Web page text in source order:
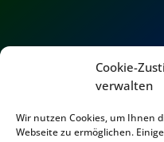
Cookie-
verwalten
Wir nutzen Cookies, um Ihnen
Webseite zu ermöglichen.